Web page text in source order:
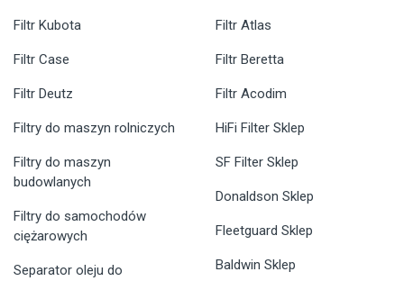
Filtr Kubota
Filtr Case
Filtr Deutz
Filtr Atlas
Filtr Beretta
Filtr Acodim
Filtry do maszyn rolniczych
Filtry do maszyn
budowlanych
Filtry do samochodów
ciężarowych
Separator oleju do
HiFi Filter Sklep
SF Filter Sklep
Donaldson Sklep
Fleetguard Sklep
Baldwin Sklep